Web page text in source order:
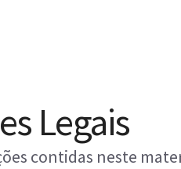
Legais
contidas neste